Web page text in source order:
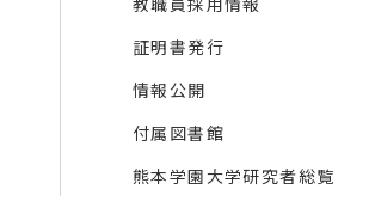
証明書発行
情報公開
付属図書館
熊本学園大学研究者総覧